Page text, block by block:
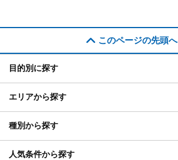
このページの先頭へ
目的別に探す
エリアから探す
種別から探す
人気条件から探す